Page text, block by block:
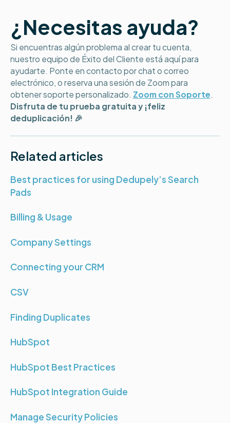
¿Necesitas ayuda?
Si encuentras algún problema al crear tu cuenta,
nuestro equipo de Éxito del Cliente está aquí para
ayudarte. Ponte en contacto por chat o correo
electrónico, o reserva una sesión de Zoom para
obtener soporte personalizado. Zoom con Soporte
Disfruta de tu prueba gratuita y ¡feliz
deduplicación! 🎉
Related articles
Best practices for using Dedupely’s Search
Pads
Billing & Usage
Company Settings
Connecting your CRM
CSV
Finding Duplicates
HubSpot
HubSpot Best Practices
HubSpot Integration Guide
Manage Security Policies